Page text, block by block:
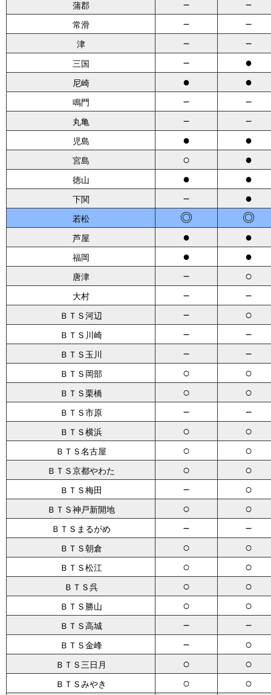
蒲郡 － －
常滑 － －
津 － －
三国 － ●
尼崎 ● ●
鳴門 － －
丸亀 － －
児島 ● ●
宮島 ○ ●
徳山 ● ●
下関 － ●
若松 ◎ ◎
芦屋 ● ●
福岡 ● ●
唐津 － ○
大村 － －
ＢＴＳ河辺 － ○
ＢＴＳ川崎 － －
ＢＴＳ玉川 － －
ＢＴＳ岡部 ○ ○
ＢＴＳ栗橋 ○ ○
ＢＴＳ市原 － －
ＢＴＳ横浜 ○ ○
ＢＴＳ名古屋 ○ ○
ＢＴＳ京都やわた ○ ○
ＢＴＳ梅田 － ○
ＢＴＳ神戸新開地 ○ ○
ＢＴＳまるがめ － －
ＢＴＳ朝倉 ○ ○
ＢＴＳ松江 ○ ○
ＢＴＳ呉 ○ ○
ＢＴＳ勝山 ○ ○
ＢＴＳ高城 － －
ＢＴＳ金峰 － ○
ＢＴＳ三日月 ○ ○
ＢＴＳみやき ○ ○